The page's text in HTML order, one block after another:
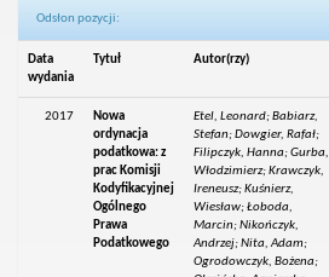
Odsłon pozycji:
Data
wydania
Tytuł Autor(rzy)
2017
Nowa
ordynacja
podatkowa: z
prac Komisji
Kodyfikacyjnej
Ogólnego
Prawa
Podatkowego
Etel, Leonard; Babiarz,
Stefan; Dowgier, Rafał;
Filipczyk, Hanna; Gurba,
Włodzimierz; Krawczyk,
Ireneusz; Kuśnierz,
Wiesław; Łoboda,
Marcin; Nikończyk,
Andrzej; Nita, Adam;
Ogrodowczyk, Bożena;